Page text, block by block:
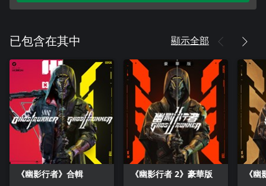
已包含在其中 顯示全部
《幽影行者》合輯 《幽影行者 2》豪華版 《